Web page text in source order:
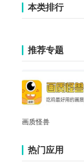
本类排行
推荐专题
画质怪兽
热门应用